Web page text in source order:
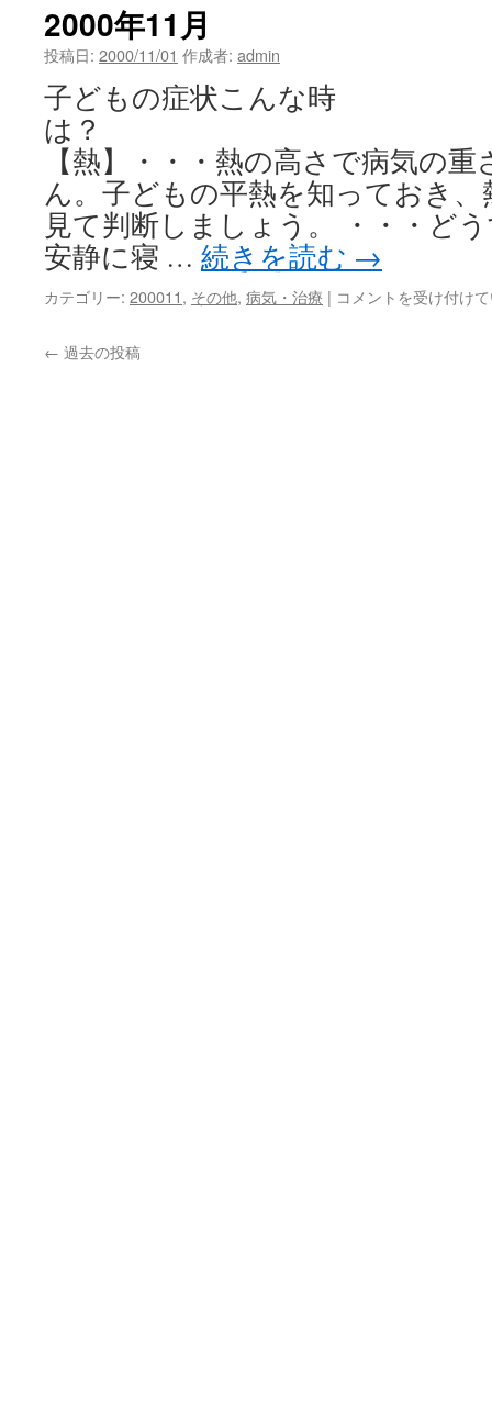
よ
り
2000年11月
投稿日: 2000/11/01 作成者: admin
子どもの症状こんな時
は
【熱】・・・熱の高さで病気の
ん。子どもの平熱を知っておき
見て判断しましょう。 ・・・ど
安静に寝 … 続きを読む →
カテゴリー: 200011, その他, 病気・治療 | 2000
コメントを受け付け
← 過去の投稿